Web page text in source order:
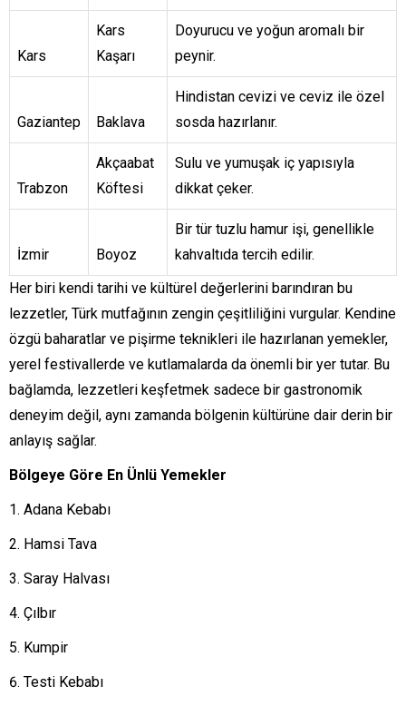
Kars
Kars
Kaşarı
Doyurucu ve yoğun aromalı bir
peynir.
Gaziantep Baklava
Hindistan cevizi ve ceviz ile özel
sosda hazırlanır.
Trabzon
Akçaabat
Köftesi
Sulu ve yumuşak iç yapısıyla
dikkat çeker.
İzmir Boyoz
Bir tür tuzlu hamur işi, genellikle
kahvaltıda tercih edilir.
Her biri kendi tarihi ve kültürel değerlerini barındıran bu
lezzetler, Türk mutfağının zengin çeşitliliğini vurgular. Kendine
özgü baharatlar ve pişirme teknikleri ile hazırlanan yemekler,
yerel festivallerde ve kutlamalarda da önemli bir yer tutar. Bu
bağlamda, lezzetleri keşfetmek sadece bir gastronomik
deneyim değil, aynı zamanda bölgenin kültürüne dair derin bir
anlayış sağlar.
Bölgeye Göre En Ünlü Yemekler
Adana Kebabı
Hamsi Tava
Saray Halvası
Çılbır
Kumpir
Testi Kebabı